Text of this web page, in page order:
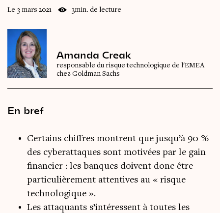
Le 3 mars 2021 3min. de lecture
Amanda Creak
responsable du risque technologique de l'EMEA
chez Goldman Sachs
En bref
Certains chiffres montrent que jusqu’à 90 %
des cyberattaques sont motivées par le gain
financier : les banques doivent donc être
particulièrement attentives au « risque
technologique ».
Les attaquants s’intéressent à toutes les